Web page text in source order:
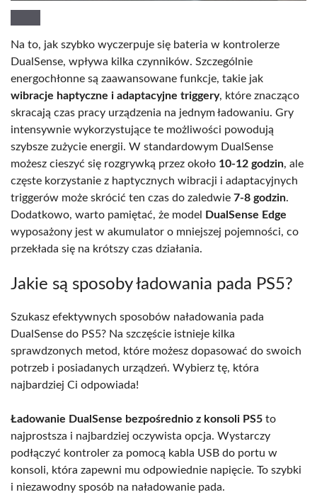
Na to, jak szybko wyczerpuje się bateria w kontrolerze
DualSense, wpływa kilka czynników. Szczególnie
energochłonne są zaawansowane funkcje, takie jak
wibracje haptyczne i adaptacyjne triggery, które znacząco
skracają czas pracy urządzenia na jednym ładowaniu. Gry
intensywnie wykorzystujące te możliwości powodują
szybsze zużycie energii. W standardowym DualSense
możesz cieszyć się rozgrywką przez około 10-12 godzin, ale
częste korzystanie z haptycznych wibracji i adaptacyjnych
triggerów może skrócić ten czas do zaledwie 7-8 godzin.
Dodatkowo, warto pamiętać, że model
DualSense Edge
wyposażony jest w akumulator o mniejszej pojemności, co
przekłada się na krótszy czas działania.
Jakie są sposoby ładowania pada PS5?
Szukasz efektywnych sposobów naładowania pada
DualSense do PS5? Na szczęście istnieje kilka
sprawdzonych metod, które możesz dopasować do swoich
potrzeb i posiadanych urządzeń. Wybierz tę, która
najbardziej Ci odpowiada!
Ładowanie DualSense bezpośrednio z konsoli PS5 to
najprostsza i najbardziej oczywista opcja. Wystarczy
podłączyć kontroler za pomocą kabla USB do portu w
konsoli, która zapewni mu odpowiednie napięcie. To szybki
i niezawodny sposób na naładowanie pada.